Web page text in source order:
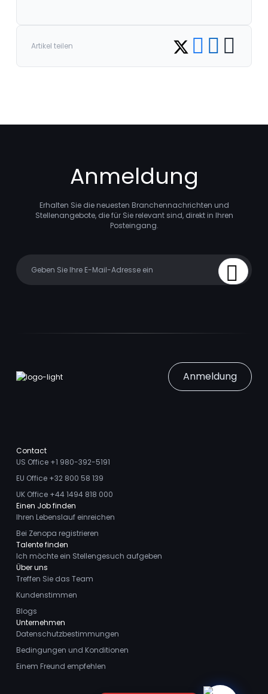
Artikel teilen Share on Twitter
Share on Facebook
Share on
Copy link
Anmeldung
Erhalten Sie die neuesten Branchennachrichten und
Stellenangebote, die für Sie relevant sind, direkt in Ihren
Posteingang.
Sign Up
Anmeldung
Contact
US Office +1 980-392-5191
EU Office +32 800 58 139
UK Office +44 1494 818 000
Einen Job finden
Ihren Lebenslauf einreichen
Bei Zenopa registrieren
Talente finden
Ich möchte ein Stellengesuch aufgeben
Über uns
Treffen Sie das Team
Kundenstimmen
Blogs
Unternehmen
Datenschutzbestimmungen
Bedingungen und Konditionen
Einem Freund empfehlen